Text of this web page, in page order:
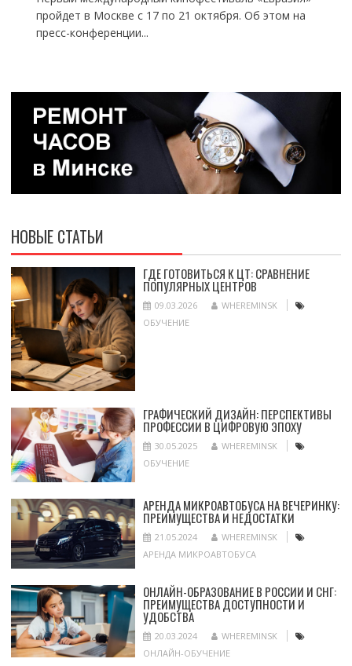
пройдет в Москве с 17 по 21 октября. Об этом на
пресс-конференции...
НОВЫЕ СТАТЬИ
ГДЕ ГОТОВИТЬСЯ К ЦТ: СРАВНЕНИЕ
ПОПУЛЯРНЫХ ЦЕНТРОВ
09.03.2026
WHEREMINSK
ОБУЧЕНИЕ
ГРАФИЧЕСКИЙ ДИЗАЙН: ПЕРСПЕКТИВЫ
ПРОФЕССИИ В ЦИФРОВУЮ ЭПОХУ
30.05.2025
WHEREMINSK
ОБУЧЕНИЕ
АРЕНДА МИКРОАВТОБУСА НА ВЕЧЕРИНКУ:
ПРЕИМУЩЕСТВА И НЕДОСТАТКИ
21.05.2024
WHEREMINSK
АРЕНДА МИКРОАВТОБУСА
ОНЛАЙН-ОБРАЗОВАНИЕ В РОССИИ И СНГ:
ПРЕИМУЩЕСТВА ДОСТУПНОСТИ И
УДОБСТВА
20.03.2024
WHEREMINSK
ОНЛАЙН-ОБУЧЕНИЕ